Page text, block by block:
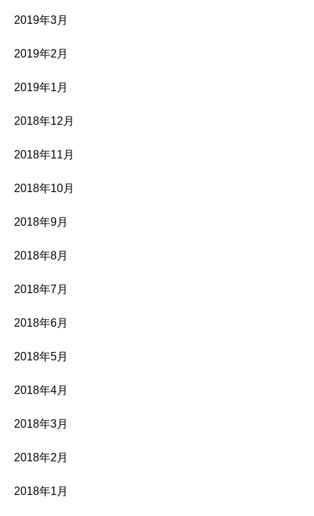
2019年3月
2019年2月
2019年1月
2018年12月
2018年11月
2018年10月
2018年9月
2018年8月
2018年7月
2018年6月
2018年5月
2018年4月
2018年3月
2018年2月
2018年1月